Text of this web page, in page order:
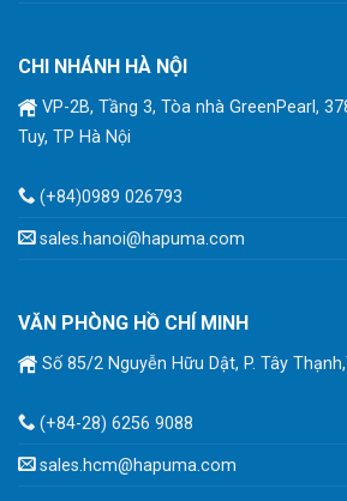
CHI NHÁNH HÀ NỘI
VP-2B, Tầng 3, Tòa nhà GreenPearl,
Tuy, TP Hà Nội
(+84)0989 026793
sales.hanoi@hapuma.com
VĂN PHÒNG HỒ CHÍ MINH
Số 85/2 Nguyễn Hữu Dật, P. Tây
(+84-28) 6256 9088
sales.hcm@hapuma.com